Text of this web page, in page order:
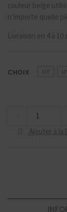
couleur beige
n’importe quelle
Livraison en 4 à
CHOIX
coffre/Matelas
-
Ajouter à la